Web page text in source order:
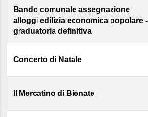
Bando comunale assegnazione
alloggi edilizia economica popolare -
graduatoria definitiva
Concerto di Natale
Il Mercatino di Bienate